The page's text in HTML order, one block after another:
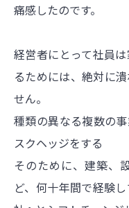
痛感したのです。
経営者にとって社員
るためには、絶対に
せん。
種類の異なる複数の
スクヘッジをする
そのために、建築、
ど、何十年間で経験